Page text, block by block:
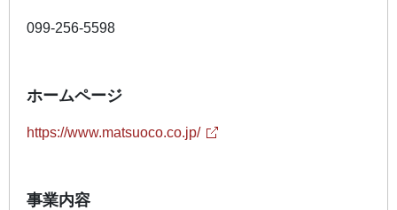
099-256-5598
ホームページ
https://www.matsuoco.co.jp/
事業内容